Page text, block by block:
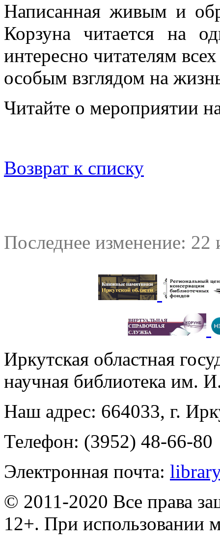
Написанная живым и
Корзуна читается на
интересно читателям
особым взглядом на
Читайте о мероприятии
Возврат к списку
Последнее изменение:
Иркутская областная
научная библиотека им.
Наш адрес: 664033, г.
Телефон: (3952) 48-66-80
Электронная почта:
© 2011-2020 Все права
12+. При использовании